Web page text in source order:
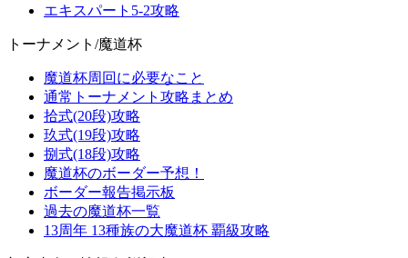
エキスパート5-2攻略
トーナメント/魔道杯
魔道杯周回に必要なこと
通常トーナメント攻略まとめ
拾式(20段)攻略
玖式(19段)攻略
捌式(18段)攻略
魔道杯のボーダー予想！
ボーダー報告掲示板
過去の魔道杯一覧
13周年 13種族の大魔道杯 覇級攻略